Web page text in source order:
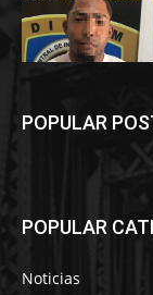
POPULAR
POPULAR
Noticias